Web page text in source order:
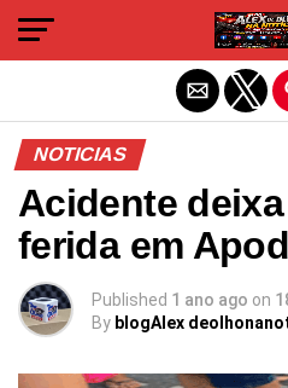
NOTICIAS
Acidente
ferida em
Published 1 ano ago on
By blogAlex
Sair da